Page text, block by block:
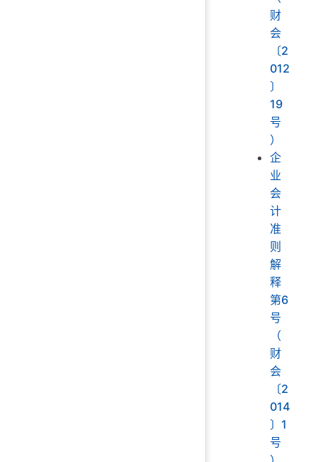
财
会
〔2
012
〕
19
号
）
企
业
会
计
准
则
解
释
第6
号
（
财
会
〔2
014
〕1
号